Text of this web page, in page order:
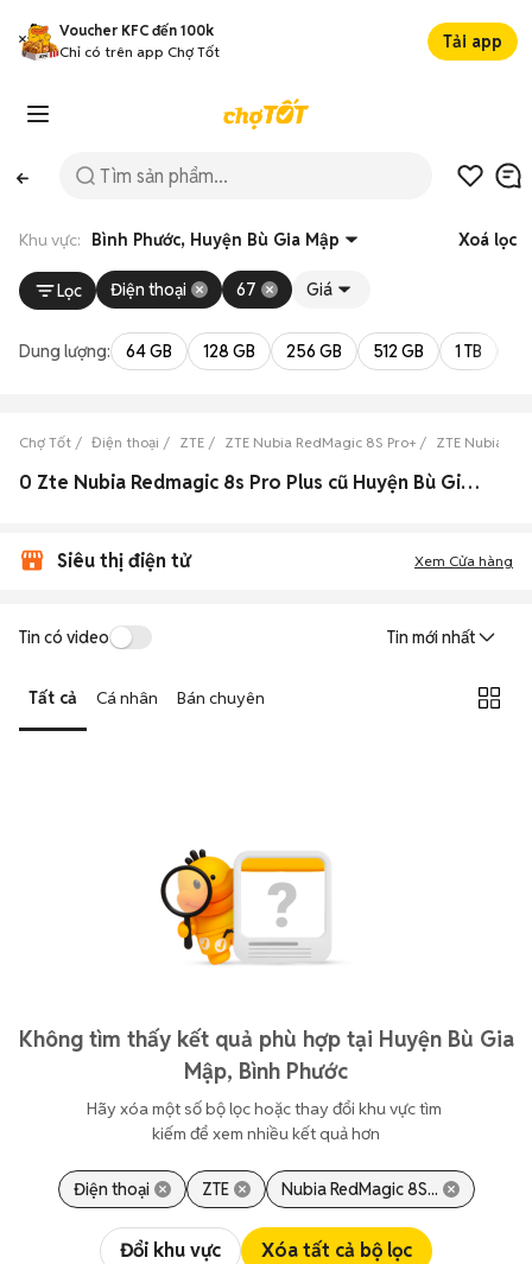
Voucher KFC đến 100k
Chỉ có trên app Chợ Tốt
Tải app
Khu vực: Bình Phước, Huyện Bù Gia Mập Xoá lọc
Lọc Điện thoại 67 Giá
Dung lượng: 64 GB 128 GB 256 GB 512 GB 1 TB
Chợ Tốt Điện thoại ZTE ZTE Nubia RedMagic 8S Pro+ ZTE Nubia
0 Zte Nubia Redmagic 8s Pro Plus cũ Huyện Bù Gia Mập, Bình Phước đẹp
Siêu thị điện tử Xem Cửa hàng
Tin có video Tin mới nhất
Tất cả Cá nhân Bán chuyên
Không tìm thấy kết quả phù hợp tại Huyện Bù Gia
Mập, Bình Phước
Hãy xóa một số bộ lọc hoặc thay đổi khu vực tìm
kiếm để xem nhiều kết quả hơn
Điện thoại ZTE Nubia RedMagic 8S...
Đổi khu vực Xóa tất cả bộ lọc